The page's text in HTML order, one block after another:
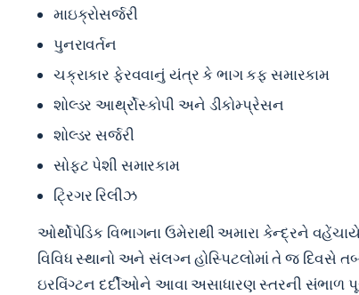
માઇક્રોસર્જરી
પુનરાવર્તન
ચક્રાકાર ફેરવવાનું યંત્ર કે ભાગ કફ સમારકામ
શોલ્ડર આર્થ્રોસ્કોપી અને ડીકોમ્પ્રેસન
શોલ્ડર સર્જરી
સોફ્ટ પેશી સમારકામ
ટ્રિગર રિલીઝ
ઓર્થોપેડિક વિભાગના ઉમેરાથી અમારા કેન્દ્રને
વિવિધ સ્થાનો અને સંલગ્ન હોસ્પિટલોમાં તે જ દિવસે
ઇરવિંગ્ટન દર્દીઓને આવા અસાધારણ સ્તરની સંભાળ